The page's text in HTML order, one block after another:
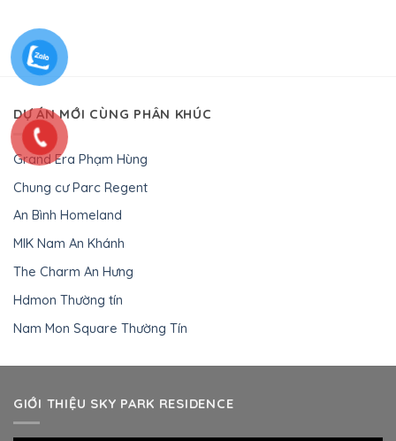
DỰ ÁN MỚI CÙNG PHÂN KHÚC
Grand Era Phạm Hùng
Chung cư Parc Regent
An Bình Homeland
MIK Nam An Khánh
The Charm An Hưng
Hdmon Thường tín
Nam Mon Square Thường Tín
GIỚI THIỆU SKY PARK RESIDENCE